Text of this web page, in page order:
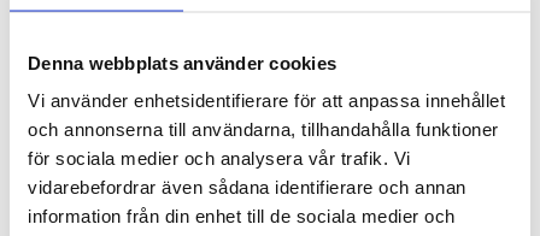
Denna webbplats använder cookies
Vi använder enhetsidentifierare för att anpassa innehållet
och annonserna till användarna, tillhandahålla funktioner
för sociala medier och analysera vår trafik. Vi
vidarebefordrar även sådana identifierare och annan
information från din enhet till de sociala medier och
LÄS MER